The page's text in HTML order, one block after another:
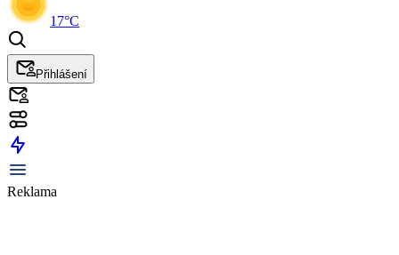
17°C
Přihlášení
Reklama